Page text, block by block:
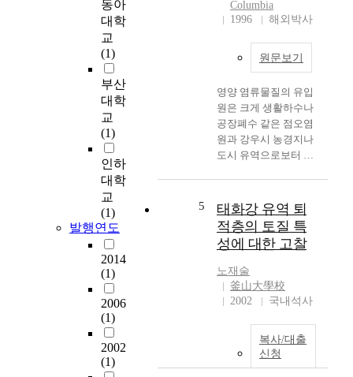
동아
대학
교
(1)
부산
대학
교
(1)
인하
대학
교
(1)
발행연도
2014
(1)
2006
(1)
2002
(1)
지반과 더불어 과다침
하가 발생하고 있는 사
을 분석한다. 그리고
낙동강 하구지역에 위
치한 녹산국가공단지
역 및 을숙도지역의 설
계침하량이 실측침하
량에 비하여 아주 과소
예측되었던 이유를 규
의 올바른 적용 및 계
해석을 통하여 이 지역
에 적용할 수 있는 경
험침하량공식을 찾고
구과정을 통하여 얻어
진 결론을 요약하면 다
음과 같다. (1)
DeBeer(1952)가 제안
한 즉시침하량을 구하
는 반 경험식을 이용한
녹산 지역에 대한 설계
Columbia
1996
해외박사
원문보기
영양 염류물질의 유입
원은 크게 생활하수나
공장폐수 같은 점오염
원과 강우시 농경지나
도시 유역으로보터 발
오염원은 발생위치와
발생량을 판별될 수 있
으며 통제가 비교적 용
이하나 비 점오염원의
경우 배출지점이나 배
출량을 측정하기가 힘
들뿐만 아니라 통제하
이나 지질, 토지 이용
형태에 따라 성분과 양
이 크게 변한다. 비점
5
태화강 유역 퇴
적층의 토질 특
성에 대한 고찰
노재술
釜山大學校
2002
국내석사
복사/대출
신청